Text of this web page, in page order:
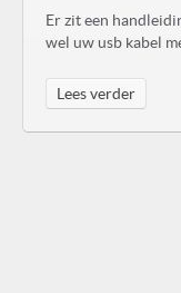
Er zit een
wel uw usb kabel
Lees verder